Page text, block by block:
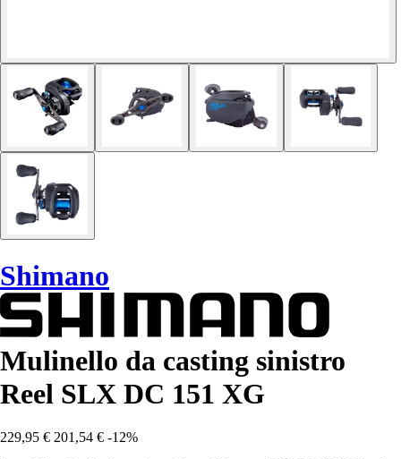
Shimano
Mulinello da casting sinistro
Reel SLX DC 151 XG
229,95 € 201,54 € -12%